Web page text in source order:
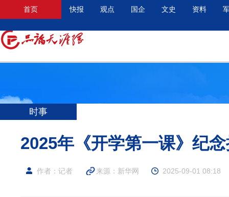
首页 快报 观点 国企 文史 资料
时事
2025年《开学第一课》纪
作者：记者 来源： 新华网 2025-09-01 08:18